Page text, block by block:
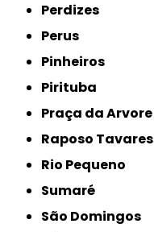
Perdizes
Perus
Pinheiros
Pirituba
Praça da Arvore
Raposo Tavares
Rio Pequeno
Sumaré
São Domingos